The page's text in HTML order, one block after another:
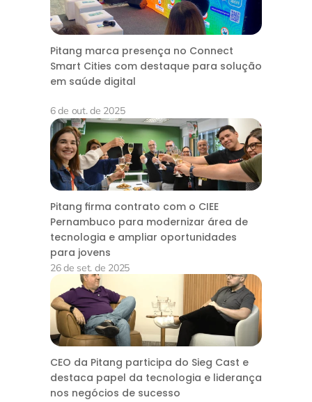
Pitang marca presença no Connect
Smart Cities com destaque para solução
em saúde digital
6 de out. de 2025
Pitang firma contrato com o CIEE
Pernambuco para modernizar área de
tecnologia e ampliar oportunidades
para jovens
26 de set. de 2025
CEO da Pitang participa do Sieg Cast e
destaca papel da tecnologia e liderança
nos negócios de sucesso